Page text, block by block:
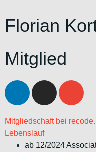
Florian
Mitglied
Mitgliedschaft bei
Lebenslauf
ab 12/2024